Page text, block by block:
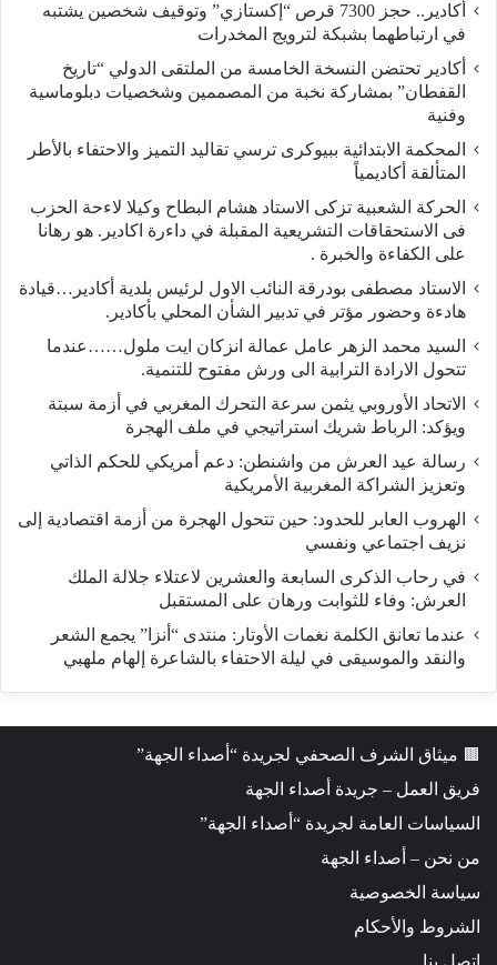
أكادير.. حجز 7300 قرص “إكستازي” وتوقيف شخصين يشتبه
في ارتباطهما بشبكة لترويج المخدرات
أكادير تحتضن النسخة الخامسة من الملتقى الدولي “تاريخ
القفطان” بمشاركة نخبة من المصممين وشخصيات دبلوماسية
وفنية
المحكمة الابتدائية ببيوكرى ترسي تقاليد التميز والاحتفاء بالأطر
المتألقة أكاديمياً
الحركة الشعبية تزكى الاستاد هشام البطاح وكيلا لاءحة الحزب
فى الاستحقاقات التشريعية المقبلة في داءرة اكادير. هو رهانا
على الكفاءة والخبرة .
الاستاد مصطفى بودرقة النائب الاول لرئيس بلدية أكادير…قيادة
هادءة وحضور مؤتر في تدبير الشأن المحلي بأكادير.
السيد محمد الزهر عامل عمالة انزكان ايت ملول……عندما
تتحول الارادة الترابية الى ورش مفتوح للتنمية.
الاتحاد الأوروبي يثمن سرعة التحرك المغربي في أزمة سبتة
ويؤكد: الرباط شريك استراتيجي في ملف الهجرة
رسالة عيد العرش من واشنطن: دعم أمريكي للحكم الذاتي
وتعزيز الشراكة المغربية الأمريكية
​الهروب العابر للحدود: حين تتحول الهجرة من أزمة اقتصادية إلى
نزيف اجتماعي ونفسي
في رحاب الذكرى السابعة والعشرين لاعتلاء جلالة الملك
العرش: وفاء للثوابت ورهان على المستقبل
​عندما تعانق الكلمة نغمات الأوتار: منتدى “أنزا” يجمع الشعر
والنقد والموسيقى في ليلة الاحتفاء بالشاعرة إلهام ملهبي
🟫 ميثاق الشرف الصحفي لجريدة “أصداء الجهة”
فريق العمل – جريدة أصداء الجهة
السياسات العامة لجريدة “أصداء الجهة”
من نحن – أصداء الجهة
سياسة الخصوصية
الشروط والأحكام
اتصل بنا